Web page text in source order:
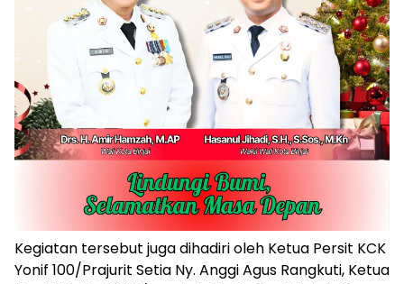
Kegiatan tersebut juga dihadiri oleh Ketua Persit KCK
Yonif 100/Prajurit Setia Ny. Anggi Agus Rangkuti, Ketua